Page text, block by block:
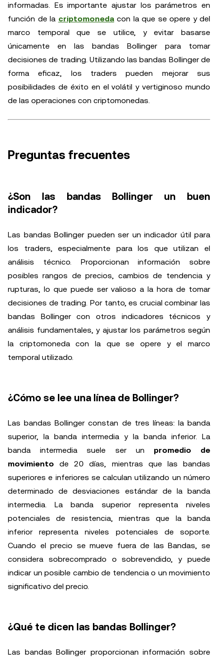
informadas. Es importante ajustar los parámetros en
función de la criptomonedacon la que se opere y del
marco temporal que se utilice, y evitar basarse
únicamente en las bandas Bollinger para tomar
decisiones de trading. Utilizando las bandas Bollinger de
forma eficaz, los traders pueden mejorar sus
posibilidades de éxito en el volátil y vertiginoso mundo
de las operaciones con criptomonedas.
Preguntas frecuentes
¿Son las bandas Bollinger un buen
indicador?
Las bandas Bollinger pueden ser un indicador útil para
los traders, especialmente para los que utilizan el
análisis técnico. Proporcionan información sobre
posibles rangos de precios, cambios de tendencia y
rupturas, lo que puede ser valioso a la hora de tomar
decisiones de trading. Por tanto, es crucial combinar las
bandas Bollinger con otros indicadores técnicos y
análisis fundamentales, y ajustar los parámetros según
la criptomoneda con la que se opere y el marco
temporal utilizado.
¿Cómo se lee una línea de Bollinger?
Las bandas Bollinger constan de tres líneas: la banda
superior, la banda intermedia y la banda inferior. La
banda intermedia suele ser un promedio de
movimiento de 20 días, mientras que las bandas
superiores e inferiores se calculan utilizando un número
determinado de desviaciones estándar de la banda
intermedia. La banda superior representa niveles
potenciales de resistencia, mientras que la banda
inferior representa niveles potenciales de soporte.
Cuando el precio se mueve fuera de las Bandas, se
considera sobrecomprado o sobrevendido, y puede
indicar un posible cambio de tendencia o un movimiento
significativo del precio.
¿Qué te dicen las bandas Bollinger?
Las bandas Bollinger proporcionan información sobre